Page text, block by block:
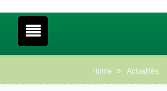
Home Actualités